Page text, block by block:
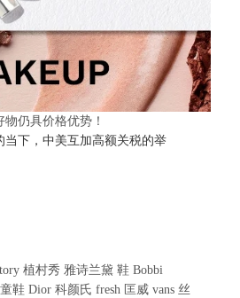
仍具价格优势！
下，中美互加高额关税的举
tory 植村秀 雅诗兰黛 鞋 Bobbi
童鞋 Dior 科颜氏 fresh 匡威 vans 丝